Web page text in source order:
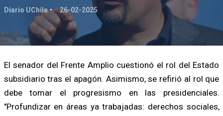
Diario UChile 26-02-2025
El senador del Frente Amplio cuestionó el rol del Estado
subsidiario tras el apagón. Asimismo, se refirió al rol que
debe tomar el progresismo en las presidenciales.
"Profundizar en áreas ya trabajadas: derechos sociales,